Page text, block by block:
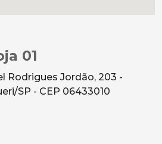
01
Rodrigues Jordão, 203 -
SP - CEP 06433010